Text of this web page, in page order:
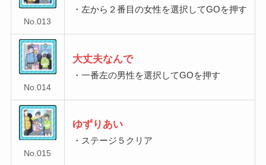
No.013
・左から２番目の女性を選択してGOを押す
No.014
大丈夫なんで
・一番左の男性を選択してGOを押す
No.015
ゆずりあい
・ステージ５クリア